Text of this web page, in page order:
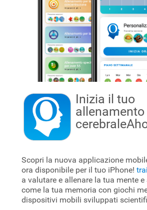
Inizia il tuo
allenamento
cerebrale
Scopri la nuova applicazione
ora disponibile per il tuo iPhone!
a valutare e allenare la tua mente e
come la tua memoria con giochi
dispositivi mobili sviluppati